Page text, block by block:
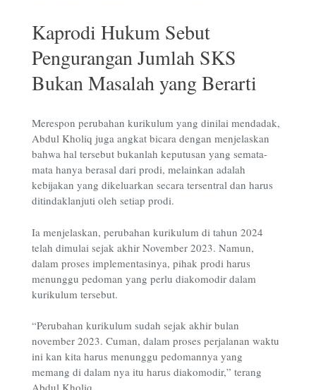
Kaprodi Hukum Sebut
Pengurangan Jumlah SKS
Bukan Masalah yang Berarti
Merespon perubahan kurikulum yang dinilai mendadak,
Abdul Kholiq juga angkat bicara dengan menjelaskan
bahwa hal tersebut bukanlah keputusan yang semata-
mata hanya berasal dari prodi, melainkan adalah
kebijakan yang dikeluarkan secara tersentral dan harus
ditindaklanjuti oleh setiap prodi.
Ia menjelaskan, perubahan kurikulum di tahun 2024
telah dimulai sejak akhir November 2023. Namun,
dalam proses implementasinya, pihak prodi harus
menunggu pedoman yang perlu diakomodir dalam
kurikulum tersebut.
“Perubahan kurikulum sudah sejak akhir bulan
november 2023. Cuman, dalam proses perjalanan waktu
ini kan kita harus menunggu pedomannya yang
memang di dalam nya itu harus diakomodir,” terang